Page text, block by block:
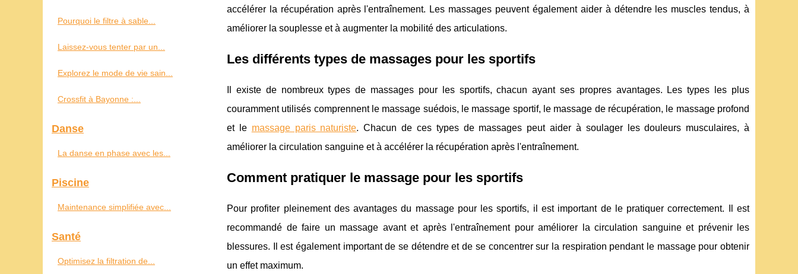
accélérer la récupération après l'entraînement. Les massages peuvent également aider à détendre les muscles tendus, à
améliorer la souplesse et à augmenter la mobilité des articulations.
Les différents types de massages pour les sportifs
Il existe de nombreux types de massages pour les sportifs, chacun ayant ses propres avantages. Les types les plus
couramment utilisés comprennent le massage suédois, le massage sportif, le massage de récupération, le massage profond
et le massage paris naturiste. Chacun de ces types de massages peut aider à soulager les douleurs musculaires, à
améliorer la circulation sanguine et à accélérer la récupération après l'entraînement.
Comment pratiquer le massage pour les sportifs
Pour profiter pleinement des avantages du massage pour les sportifs, il est important de le pratiquer correctement. Il est
recommandé de faire un massage avant et après l'entraînement pour améliorer la circulation sanguine et prévenir les
blessures. Il est également important de se détendre et de se concentrer sur la respiration pendant le massage pour obtenir
un effet maximum.
Pourquoi le filtre à sable...
Laissez-vous tenter par un...
Explorez le mode de vie sain...
Crossfit à Bayonne :...
Danse
La danse en phase avec les...
Piscine
Maintenance simplifiée avec...
Santé
Optimisez la filtration de...